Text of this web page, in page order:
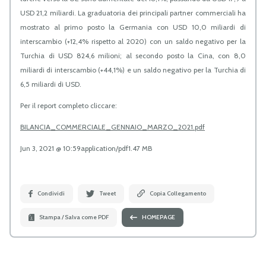
USD 21,2 miliardi. La graduatoria dei principali partner commerciali ha
mostrato al primo posto la Germania con USD 10,0 miliardi di
interscambio (+12,4% rispetto al 2020) con un saldo negativo per la
Turchia di USD 824,6 milioni; al secondo posto la Cina, con 8,0
miliardi di interscambio (+44,1%) e un saldo negativo per la Turchia di
6,5 miliardi di USD.
Per il report completo cliccare:
BILANCIA_COMMERCIALE_GENNAIO_MARZO_2021.pdf
Jun 3, 2021 @ 10:59application/pdf1.47 MB
Condividi Tweet Copia Collegamento
Stampa / Salva come PDF HOMEPAGE